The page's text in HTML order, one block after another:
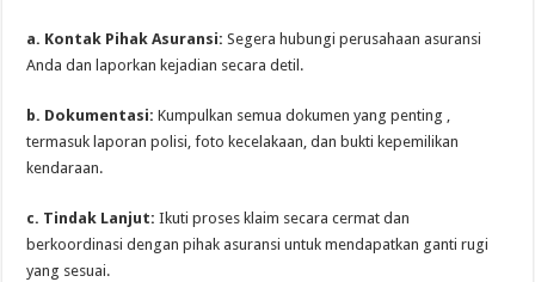
a. Kontak Pihak Asuransi: Segera hubungi perusahaan asuransi
Anda dan laporkan kejadian secara detil.
b. Dokumentasi: Kumpulkan semua dokumen yang penting ,
termasuk laporan polisi, foto kecelakaan, dan bukti kepemilikan
kendaraan.
c. Tindak Lanjut: Ikuti proses klaim secara cermat dan
berkoordinasi dengan pihak asuransi untuk mendapatkan ganti rugi
yang sesuai.